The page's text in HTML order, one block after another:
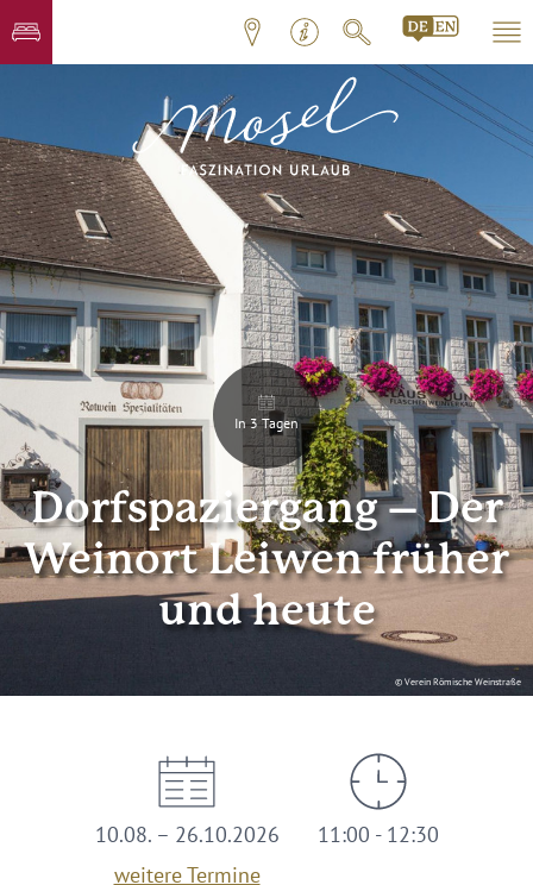
© Verein Römische Weinstraße
In 3 Tagen
Dorfspaziergang – Der
Weinort Leiwen früher
und heute
10.08. – 26.10.2026
weitere Termine
11:00 - 12:30